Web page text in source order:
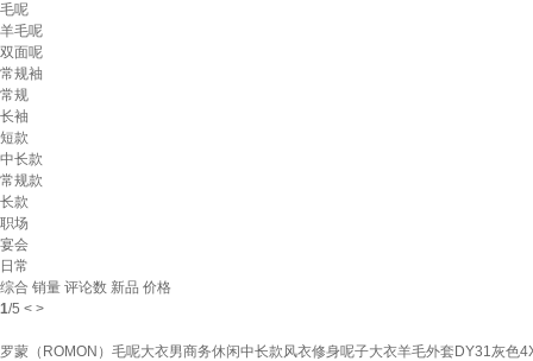
毛呢
羊毛呢
双面呢
常规袖
常规
长袖
短款
中长款
常规款
长款
职场
宴会
日常
综合 销量 评论数 新品 价格
1/5 < >
罗蒙（ROMON）毛呢大衣男商务休闲中长款风衣修身呢子大衣羊毛外套DY31灰色